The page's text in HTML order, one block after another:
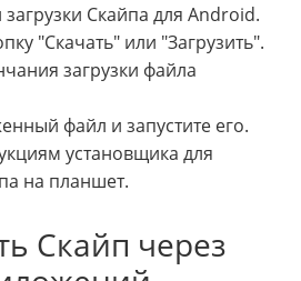
Скайпа для Android.
"Скачать" или "Загрузить".
загрузки файла
файл и запустите его.
установщика для
на планшет.
Скайп через